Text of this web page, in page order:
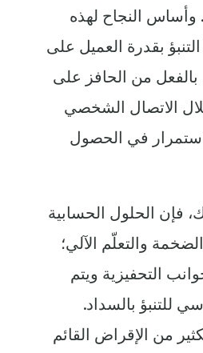
النجاح لهذه
بقدرة العميل على
بالفعل من الحافز على
الاتصال الشخصي
في الحصول
فإن الحلول الحسابية
والتعلّم الآلي؛
التحفيزية ويتم
بالسداد.
من الإقراض القائم